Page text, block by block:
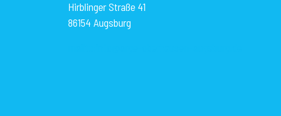
Hirblinger Straße 41
86154 Augsburg